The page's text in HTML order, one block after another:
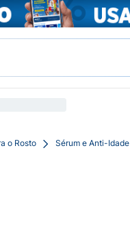
o Rosto Sérum e Anti-Idade